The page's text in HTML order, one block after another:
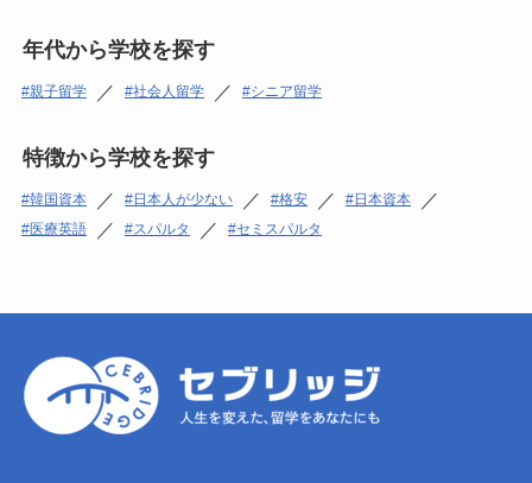
年代から学校を探す
親子留学 ／ 社会人留学 ／ シニア留学
特徴から学校を探す
韓国資本 ／ 日本人が少ない ／ 格安 ／ 日本資本 ／
医療英語 ／ スパルタ ／ セミスパルタ